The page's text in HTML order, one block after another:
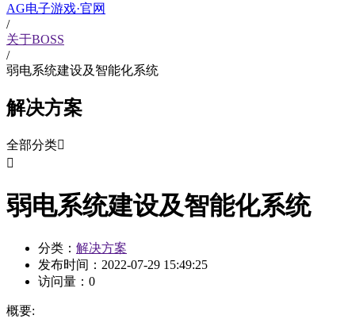
AG电子游戏·官网
/
关于BOSS
/
弱电系统建设及智能化系统
解决方案
全部分类

弱电系统建设及智能化系统
分类： 解决方案
发布时间： 2022-07-29 15:49:25
访问量： 0
概要: